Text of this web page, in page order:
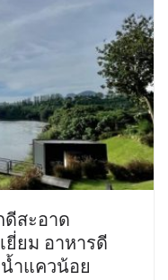
ดีสะอาด
ยม อาหารดี
ำแควน้อย